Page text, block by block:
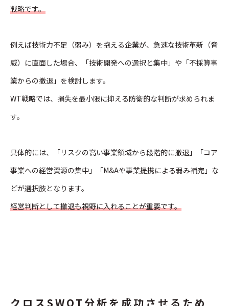
戦略です。
例えば技術力不足（弱み）を抱える企業が、急速な技術革新（脅
威）に直面した場合、「技術開発への選択と集中」や「不採算事
業からの撤退」を検討します。
WT戦略では、損失を最小限に抑える防衛的な判断が求められま
す。
具体的には、「リスクの高い事業領域から段階的に撤退」「コア
事業への経営資源の集中」「M&Aや事業提携による弱み補完」な
どが選択肢となります。
経営判断として撤退も視野に入れることが重要です。
クロスSWOT分析を成功させるため